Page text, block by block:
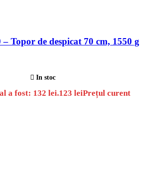
Topor de despicat 70 cm, 1550 g
In stoc
a fost: 132 lei.123 leiPrețul curent